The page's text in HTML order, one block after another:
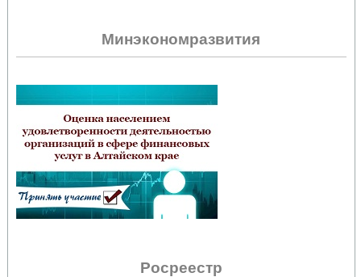
Минэкономразвития
Росреестр